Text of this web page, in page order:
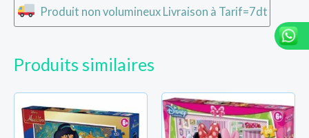
Produit non volumineux Livraison à Tarif=7dt
Produits similaires